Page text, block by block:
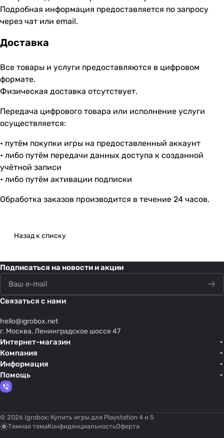
Подробная информация предоставляется по запросу
через чат или email.
Доставка
Все товары и услуги предоставляются в цифровом
формате.
Физическая доставка отсутствует.
Передача цифрового товара или исполнение услуги
осуществляется:
• путём покупки игры на предоставленный аккаунт
• либо путём передачи данных доступа к созданной
учётной записи
• либо путём активации подписки
Обработка заказов производится в течение 24 часов.
Назад к списку
Подписаться на новости и акции
Связаться с нами
hello@igrobox.net
г. Москва, Ленинградское шоссе 47
Интернет-магазин
Компания
Информация
Помощь
© 2026 Igrobox: Купить игры для Playstation 4 и 5
Темная темаКонфиденциальностьОферта